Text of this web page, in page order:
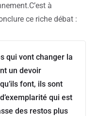
C’est à
ce riche débat :
qui vont changer la
un devoir
font, ils sont
qui est
des restos plus